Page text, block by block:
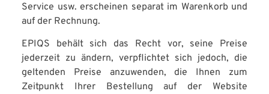
Service usw. erscheinen separat im Warenkorb und
auf der Rechnung.
EPIQS behält sich das Recht vor, seine Preise
jederzeit zu ändern, verpflichtet sich jedoch, die
geltenden Preise anzuwenden, die Ihnen zum
Zeitpunkt Ihrer Bestellung auf der Website